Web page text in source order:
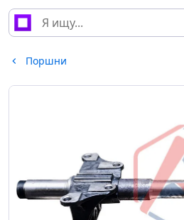
Поршни